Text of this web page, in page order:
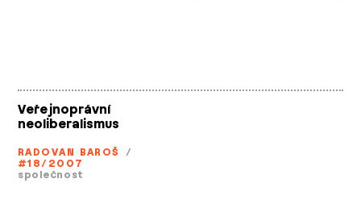
Veřejnoprávní
neoliberalismus
RADOVAN BAROŠ
/
#18/2007
společnost